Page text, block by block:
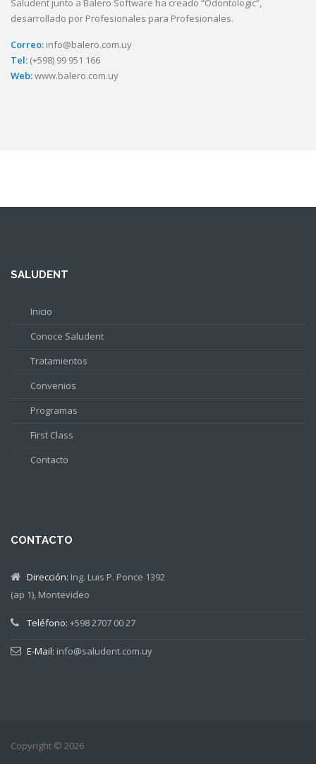
Saludent junto a Balero Software ha creado “Odontologic”,
desarrollado por Profesionales para Profesionales.
Correo: info@balero.com.uy
Tel: (+598) 99 951 166
Web:www.balero.com.uy
SALUDENT
Inicio
Conoce Saludent
Tratamientos
Convenios
Programas
First Class
Contacto
CONTACTO
Dirección: Ing. Luis P. Ponce 1392
(ap 1), Montevideo
Teléfono: +598 2707 00 27
E-Mail: info@saludent.com.uy
Copyright © 2026